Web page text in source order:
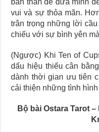
bản thân để đưa mình
vui và sự thỏa mãn.
trân trọng những lời
chiếu với sự bình yên
(Ngược) Khi Ten of
dấu hiệu thiếu cân
dành thời gian ưu tiên
cải thiện những tình hình
Bộ bài Ostara Tarot